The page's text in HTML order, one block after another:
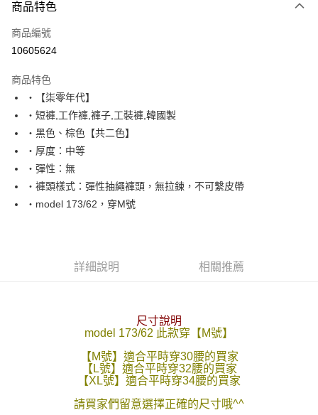
信用卡一次付款
超商取貨付款
Apple Pay
街口支付
悠遊付
Google Pay
AFTEE先享後付
１．簡單：不需註冊會員、不需綁卡、不需儲值。
【「AFTEE先享後付」結帳流程】
１．於結帳方式選擇「AFTEE先享後付」後，將跳轉至「AFTEE先享後付」
２．訂單成立數日內，您將收到繳費通知簡訊。
３．收到繳費通知簡訊後14天內，點擊此簡訊中的連結，可透過四大超商／
ATM／網路銀行／等多元方式進行付款，方視為交易完成。
※ 請注意：結帳手續完成當下不需立刻繳費，但若您需要取消訂單，請聯絡
購買商品的店家。未經商家同意取消之訂單仍視為有效，需透過AFTEE先享
每筆NT$80，滿NT$1,800(含以上)免運費
每筆NT$80，滿NT$1,800(含以上)免運費
每筆NT$80，滿NT$1,800(含以上)免運費
商品特色
商品編號
10605624
商品特色
‧【柒零年代】
‧短褲,工作褲,褲子,工裝褲,韓國製
‧黑色、棕色【共二色】
‧厚度：中等
‧彈性：無
‧褲頭樣式：彈性抽繩褲頭，無拉鍊，不可繫皮帶
‧model 173/62，穿M號
詳細說明 相關推薦
尺寸說明
model 173/62 此款穿【M號】
【M號】適合平時穿30腰的買家
【L號】適合平時穿32腰的買家
【XL號】適合平時穿34腰的買家
請買家們留意選擇正確的尺寸哦^^